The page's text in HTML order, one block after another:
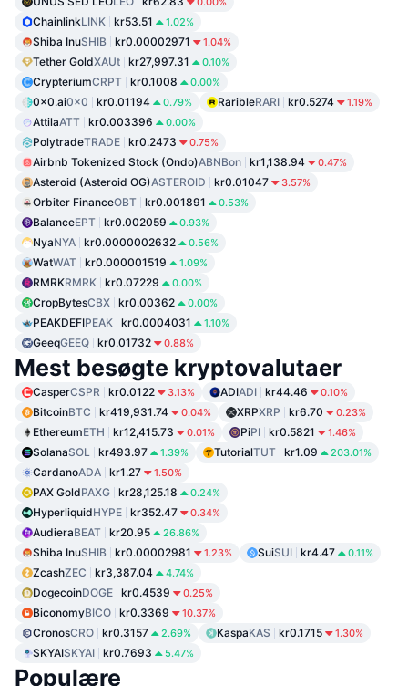
ChainlinkLINK kr53.51 1.02%
Shiba InuSHIB kr0.00002971 1.04%
Tether GoldXAUt kr27,997.31 0.10%
CrypteriumCRPT kr0.1008 0.00%
0x0.ai0x0 kr0.01194 0.79% RaribleRARI kr0.5274 1.19%
AttilaATT kr0.003396 0.00%
PolytradeTRADE kr0.2473 0.75%
Airbnb Tokenized Stock (Ondo)ABNBon kr1,138.94 0.47%
Asteroid (Asteroid OG)ASTEROID kr0.01047 3.57%
Orbiter FinanceOBT kr0.001891 0.53%
BalanceEPT kr0.002059 0.93%
NyaNYA kr0.0000002632 0.56%
WatWAT kr0.000001519 1.09%
RMRKRMRK kr0.07229 0.00%
CropBytesCBX kr0.00362 0.00%
PEAKDEFIPEAK kr0.0004031 1.10%
GeeqGEEQ kr0.01732 0.88%
Mest besøgte kryptovalutaer
CasperCSPR kr0.0122 3.13% ADIADI kr44.46 0.10%
BitcoinBTC kr419,931.74 0.04% XRPXRP kr6.70 0.23%
EthereumETH kr12,415.73 0.01% PiPI kr0.5821 1.46%
SolanaSOL kr493.97 1.39% TutorialTUT kr1.09 203.01%
CardanoADA kr1.27 1.50%
PAX GoldPAXG kr28,125.18 0.24%
HyperliquidHYPE kr352.47 0.34%
AudieraBEAT kr20.95 26.86%
Shiba InuSHIB kr0.00002981 1.23% SuiSUI kr4.47 0.11%
ZcashZEC kr3,387.04 4.74%
DogecoinDOGE kr0.4539 0.25%
BiconomyBICO kr0.3369 10.37%
CronosCRO kr0.3157 2.69% KaspaKAS kr0.1715 1.30%
SKYAISKYAI kr0.7693 5.47%
Populære